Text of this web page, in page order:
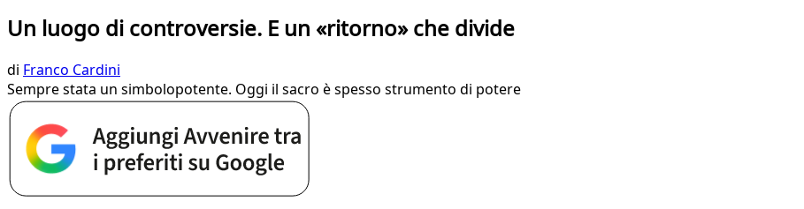
Un luogo di controversie. E un «ritorno» che divide
di Franco Cardini
Sempre stata un simbolopotente. Oggi il sacro è spesso strumento di potere